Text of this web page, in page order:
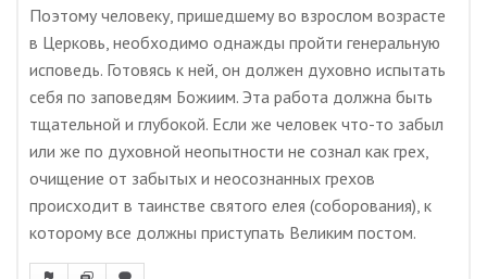
Поэтому человеку, пришедшему во взрослом возрасте
в Церковь, необходимо однажды пройти генеральную
исповедь. Готовясь к ней, он должен духовно испытать
себя по заповедям Божиим. Эта работа должна быть
тщательной и глубокой. Если же человек что-то забыл
или же по духовной неопытности не сознал как грех,
очищение от забытых и неосознанных грехов
происходит в таинстве святого елея (соборования), к
которому все должны приступать Великим постом.